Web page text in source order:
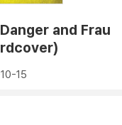
and Frau
15